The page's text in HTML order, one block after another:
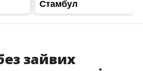
зайвих